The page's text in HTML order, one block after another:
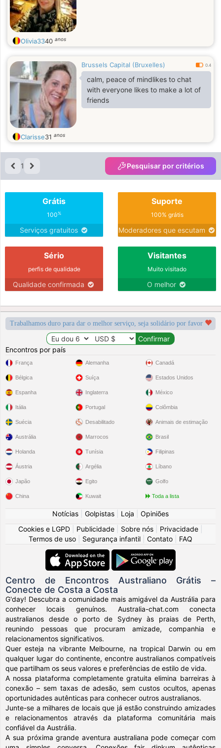
Olivia3340 anos
Brussels Capital (Bruxelles) 0.4
calm, peace of mindlikes to chat
with everyone likes to make a lot of
friends
Clarisse31 anos
1 Pesquisar por critérios
Grátis
100%
Serviços gratuitos
Suporte
100% grátis
Moderadores que escutam
Sério
perfis de qualidade
Qualidade confirmada
Visitantes
Muito visitado
O melhor
Trabalhamos duro para dar o melhor serviço, seja solidário por favor
Encontros por país
França
Bélgica
Espanha
Itália
Suécia
Alemanha
Suíça
Inglaterra
Portugal
Desabilitado
Canadá
Estados Unidos
México
Colômbia
Animais de estimação
Austrália
Holanda
Áustria
Japão
China
Marrocos
Tunísia
Argélia
Egito
Kuwait
Brasil
Filipinas
Líbano
Golfo
Toda a lista
Notícias Golpistas Loja
Opiniões
Cookies e LGPD
Publicidade Sobre nós Privacidade
Termos de uso
Segurança infantil Contato FAQ
Centro de Encontros Australiano Grátis –
Conecte de Costa a Costa
G'day! Descubra a comunidade mais amigável da Austrália para
conhecer locais genuínos. Australia-chat.com conecta
australianos desde o porto de Sydney às praias de Perth,
reunindo pessoas que procuram amizade, companhia e
relacionamentos significativos.
Quer esteja na vibrante Melbourne, na tropical Darwin ou em
qualquer lugar do continente, encontre australianos compatíveis
que partilham os seus valores e preferências de estilo de vida.
A nossa plataforma completamente gratuita elimina barreiras à
conexão – sem taxas de adesão, sem custos ocultos, apenas
oportunidades autênticas para conhecer outros australianos.
Junte-se a milhares de locais que já estão construindo amizades
e relacionamentos através da plataforma comunitária mais
confiável da Austrália.
A sua próxima grande aventura australiana pode começar com